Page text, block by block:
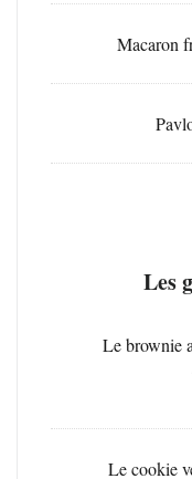
Macaron
Les
Le brownie
Le cookie